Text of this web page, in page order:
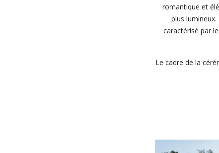
romantique et
plus
caractérisé par
Le cadre de la